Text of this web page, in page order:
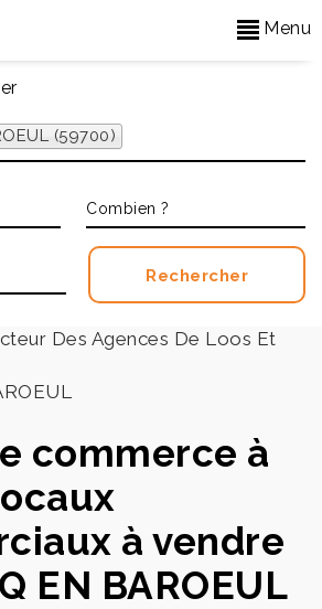
Menu
(59700)
Des Agences De Loos Et
commerce à
à vendre
EN BAROEUL